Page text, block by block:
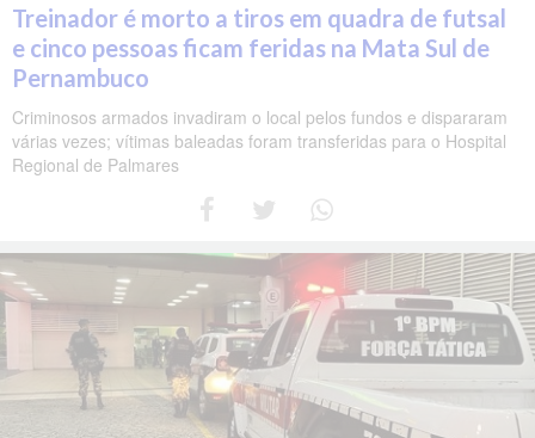
Treinador é morto a tiros em quadra de futsal
e cinco pessoas ficam feridas na Mata Sul de
Pernambuco
Criminosos armados invadiram o local pelos fundos e dispararam
várias vezes; vítimas baleadas foram transferidas para o Hospital
Regional de Palmares